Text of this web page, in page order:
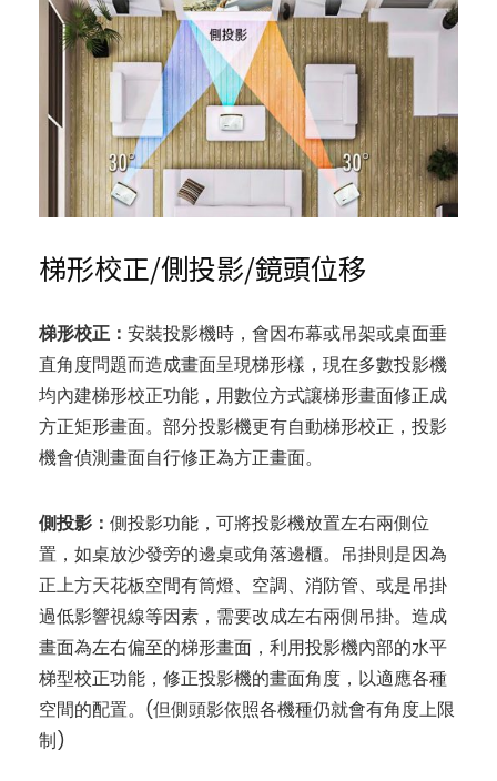
梯形校正/側投影/鏡頭位移
梯形校正： 安裝投影機時，會因布幕或吊架或桌面垂
直角度問題而造成畫面呈現梯形樣，現在多數投影機
均內建梯形校正功能，用數位方式讓梯形畫面修正成
方正矩形畫面。部分投影機更有自動梯形校正，投影
機會偵測畫面自行修正為方正畫面。
側投影： 側投影功能，可將投影機放置左右兩側位
置，如桌放沙發旁的邊桌或角落邊櫃。吊掛則是因為
正上方天花板空間有筒燈、空調、消防管、或是吊掛
過低影響視線等因素，需要改成左右兩側吊掛。造成
畫面為左右偏至的梯形畫面，利用投影機內部的水平
梯型校正功能，修正投影機的畫面角度，以適應各種
空間的配置。(但側頭影依照各機種仍就會有角度上限
制)